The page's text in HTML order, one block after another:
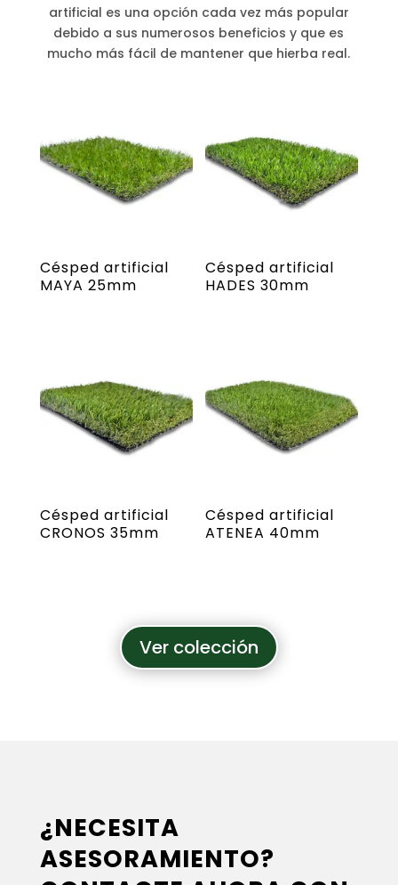
artificial es una opción cada vez más popular
debido a sus numerosos beneficios y que es
mucho más fácil de mantener que hierba real.
Césped artificial
MAYA 25mm
Césped artificial
HADES 30mm
Césped artificial
CRONOS 35mm
Césped artificial
ATENEA 40mm
Ver colección
¿NECESITA
ASESORAMIENTO?